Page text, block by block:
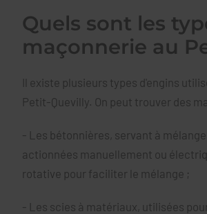
Quels sont les
maçonnerie au
Il existe plusieurs types d'engins
Petit-Quevilly. On peut trouver des
- Les bétonnières, servant à
actionnées manuellement ou
rotative pour faciliter le mélange ;
- Les scies à matériaux, utilisées